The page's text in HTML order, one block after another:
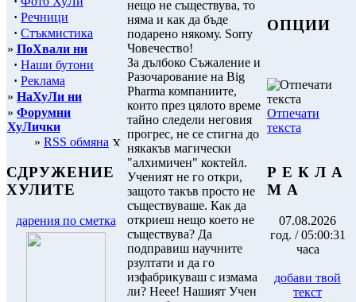
· Речници
· Стъкмистика
» ПоХвали ни
· Наши бутони
· Реклама
» НаХуЛи ни
» Форумни
ХуЛички
» RSS обмяна
СДРУЖЕНИЕ
ХУЛИТЕ
дарения по сметка
нещо не съществува, то
няма и как да бъде
подарено някому. Sorry
Човечество!
За дълбоко Съжаление и
Разочарование на Big
Pharma компаниите,
които през цялото време
тайно следели неговия
прогрес, не се стигна до
някакъв магически
"алхимичен" коктейл.
Ученият не го откри,
защото такъв просто не
съществуваше. Как да
откриеш нещо което не
съществува? Да
подправиш научните
рзултати и да го
изфабрикуваш с измама
ли? Неее! Нашият Учен
ОПЦИИ
Отпечати
текста
Р Е К Л А
М А
07.08.2026
год. / 05:00:31
часа
добави твой
текст